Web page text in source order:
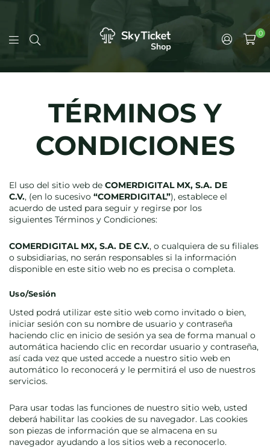
0
TÉRMINOS Y
CONDICIONES
El uso del sitio web de COMERDIGITAL MX, S.A. DE
C.V., (en lo sucesivo “COMERDIGITAL”), establece el
acuerdo de usted para seguir y regirse por los
siguientes Términos y Condiciones:
COMERDIGITAL MX, S.A. DE C.V., o cualquiera de su filiales
o subsidiarias, no serán responsables si la información
disponible en este sitio web no es precisa o completa.
Uso/Sesión
Usted podrá utilizar este sitio web como invitado o bien,
iniciar sesión con su nombre de usuario y contraseña
haciendo clic en inicio de sesión ya sea de forma manual o
automática haciendo clic en recordar usuario y contraseña,
así cada vez que usted accede a nuestro sitio web en
automático lo reconocerá y le permitirá el uso de nuestros
servicios.
Para usar todas las funciones de nuestro sitio web, usted
deberá habilitar las cookies de su navegador. Las cookies
son piezas de información que se almacena en su
navegador ayudando a los sitios web a reconocerlo.